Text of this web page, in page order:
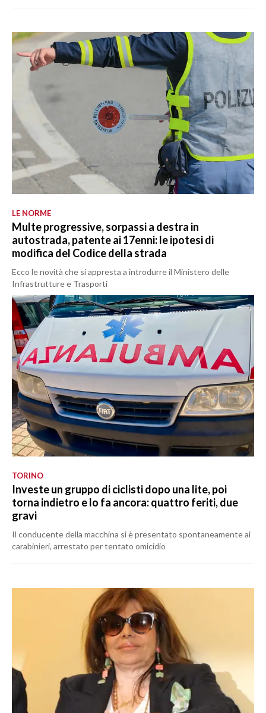
LE NORME
Multe progressive, sorpassi a destra in
autostrada, patente ai 17enni: le ipotesi di
modifica del Codice della strada
Ecco le novità che si appresta a introdurre il Ministero delle
Infrastrutture e Trasporti
TORINO
Investe un gruppo di ciclisti dopo una lite, poi
torna indietro e lo fa ancora: quattro feriti, due
gravi
Il conducente della macchina si è presentato spontaneamente ai
carabinieri, arrestato per tentato omicidio